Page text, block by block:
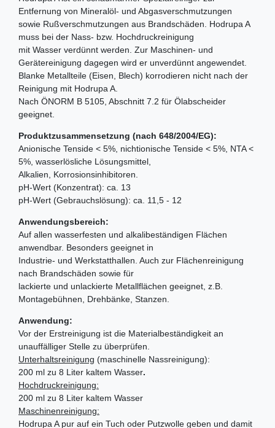
Entfernung von Mineralöl- und Abgasverschmutzungen
sowie Rußverschmutzungen aus Brandschäden. Hodrupa A
muss bei der Nass- bzw. Hochdruckreinigung
mit Wasser verdünnt werden. Zur Maschinen- und
Gerätereinigung dagegen wird er unverdünnt angewendet.
Blanke Metallteile (Eisen, Blech) korrodieren nicht nach der
Reinigung mit Hodrupa A.
Nach ÖNORM B 5105, Abschnitt 7.2 für Ölabscheider
geeignet.
Produktzusammensetzung (nach 648/2004/EG):
Anionische Tenside < 5%, nichtionische Tenside < 5%, NTA <
5%, wasserlösliche Lösungsmittel,
Alkalien, Korrosionsinhibitoren.
pH-Wert (Konzentrat): ca. 13
pH-Wert (Gebrauchslösung): ca. 11,5 - 12
Anwendungsbereich:
Auf allen wasserfesten und alkalibeständigen Flächen
anwendbar. Besonders geeignet in
Industrie- und Werkstatthallen. Auch zur Flächenreinigung
nach Brandschäden sowie für
lackierte und unlackierte Metallflächen geeignet, z.B.
Montagebühnen, Drehbänke, Stanzen.
Anwendung:
Vor der Erstreinigung ist die Materialbeständigkeit an
unauffälliger Stelle zu überprüfen.
Unterhaltsreinigung (maschinelle Nassreinigung):
200 ml zu 8 Liter kaltem Wasser.
Hochdruckreinigung:
200 ml zu 8 Liter kaltem Wasser
Maschinenreinigung:
Hodrupa A pur auf ein Tuch oder Putzwolle geben und damit